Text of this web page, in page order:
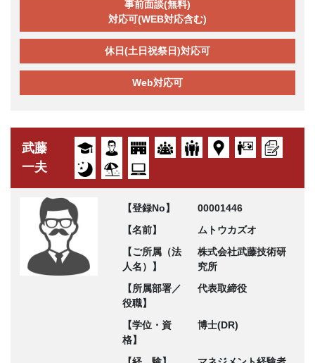
事前面談(無料)
対応可(WEB対応含む)
休日(土日祝祭日)対応可
Web対応可
武藤
一夫
【登録No】
00001446
【名前】
ムトウカズオ
【ご所属（法
人名）】
株式会社武藤技術研
究所
【所属部署／
役職】
代表取締役
【学位・資
格】
博士(DR)